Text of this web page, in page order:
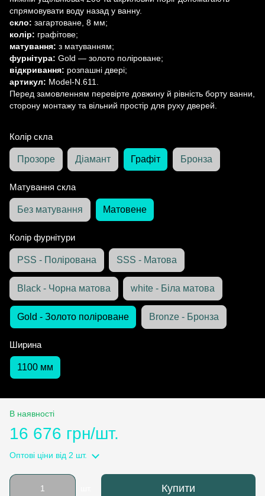
спрямовувати воду назад у ванну.
скло: загартоване, 8 мм;
колір: графітове;
матування: з матуванням;
фурнітура: Gold — золото поліроване;
відкривання: розпашні двері;
артикул: Model-N.611.
Перед замовленням перевірте довжину й рівність борту ванни,
сторону монтажу та вільний простір для руху дверей.
Колір скла
Прозоре Діамант Графіт Бронза
Матування скла
Без матування Матовене
Колір фурнітури
PSS - Полірована SSS - Матова
Black - Чорна матова white - Біла матова
Gold - Золото поліроване Bronze - Бронза
Ширина
1100 мм
В наявності
16 676 грн/шт.
Оптові ціни від 2 шт.
Купити